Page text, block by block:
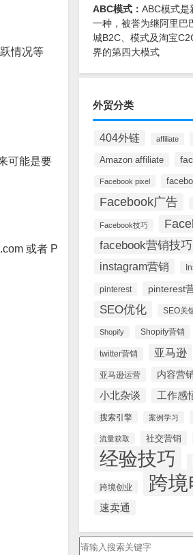
情况等
可能是要
或者 P
ABC模式： ABC模式是
一种，被誉为继阿里巴
城B2C、模式及淘宝
界的第四大模式
外贸分类
404外链 affiliate
Amazon affiliate
Facebook pixel
Facebook广告
Facebook技巧
facebook营销技巧
instagram营销
pinterest pinterest
SEO优化 SEO关
Shopify Shopify营销
twitter营销 亚马逊
亚马逊运营 内容营
小北杂谈 工作感
搜索引擎 案例学习
流量获取 社交营销
经验技巧
跨境创业 跨
速卖通